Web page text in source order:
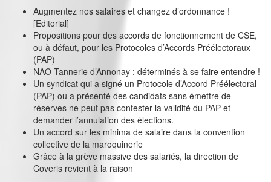
Augmentez nos salaires et changez d’ordonnance !
[Editorial]
Propositions pour des accords de fonctionnement de CSE,
ou à défaut, pour les Protocoles d’Accords Préélectoraux
(PAP)
NAO Tannerie d’Annonay : déterminés à se faire entendre !
Un syndicat qui a signé un Protocole d’Accord Préélectoral
(PAP) ou a présenté des candidats sans émettre de
réserves ne peut pas contester la validité du PAP et
demander l’annulation des élections.
Un accord sur les minima de salaire dans la convention
collective de la maroquinerie
Grâce à la grève massive des salariés, la direction de
Coveris revient à la raison